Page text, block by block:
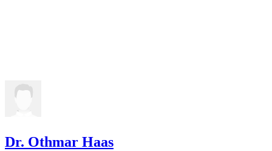
Dr. Othmar Haas